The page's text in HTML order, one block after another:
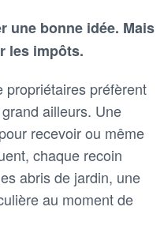
une bonne idée. Mais
les impôts.
propriétaires préfèrent
ailleurs. Une
recevoir ou même
chaque recoin
abris de jardin, une
au moment de